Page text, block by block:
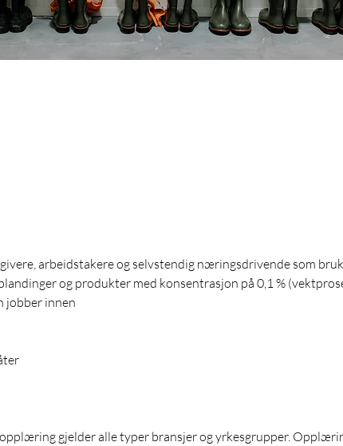
arbeidstakere og selvstendig næringsdrivende som
og produkter med konsentrasjon på 0,1 %
jobber innen
gjelder alle typer bransjer og yrkesgrupper.